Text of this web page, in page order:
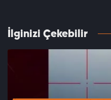
İlginizi Çekebilir